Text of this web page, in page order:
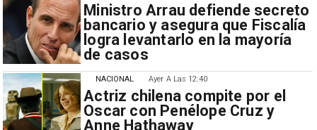
Ministro Arrau defiende secreto
bancario y asegura que Fiscalía
logra levantarlo en la mayoría
de casos
Ayer A Las 12:40
Actriz chilena compite por el
Oscar con Penélope Cruz y
Anne Hathaway
NACIONAL